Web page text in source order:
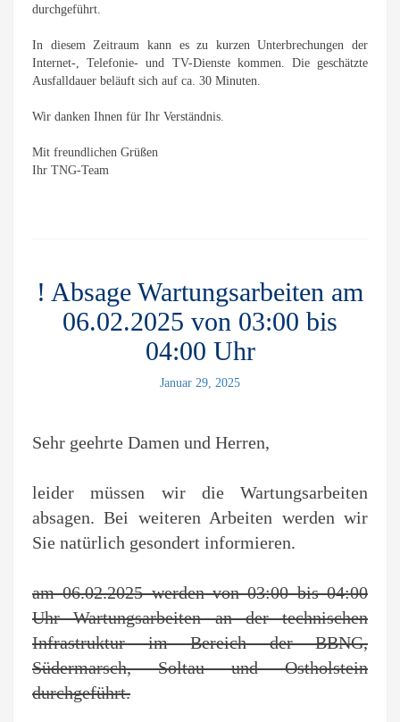
durchgeführt.
In diesem Zeitraum kann es zu kurzen Unterbrechungen der
Internet-, Telefonie- und TV-Dienste kommen. Die geschätzte
Ausfalldauer beläuft sich auf ca. 30 Minuten.
Wir danken Ihnen für Ihr Verständnis.
Mit freundlichen Grüßen
Ihr TNG-Team
! Absage Wartungsarbeiten am
06.02.2025 von 03:00 bis
04:00 Uhr
Januar 29, 2025
Sehr geehrte Damen und Herren,
leider müssen wir die Wartungsarbeiten
absagen. Bei weiteren Arbeiten werden wir
Sie natürlich gesondert informieren.
am 06.02.2025 werden von 03:00 bis 04:00
Uhr Wartungsarbeiten an der technischen
Infrastruktur im Bereich der BBNG,
Südermarsch, Soltau und Ostholstein
durchgeführt.